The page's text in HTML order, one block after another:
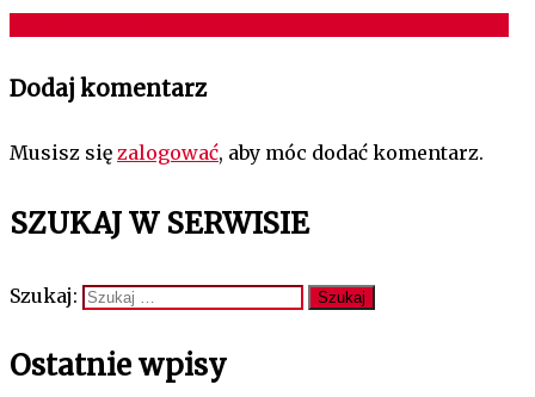
Dodaj komentarz
Musisz się zalogować, aby móc dodać komentarz.
SZUKAJ W SERWISIE
Szukaj:
Ostatnie wpisy